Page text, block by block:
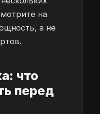
на
а не
что
перед